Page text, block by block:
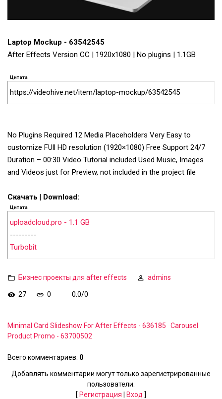
Laptop Mockup - 63542545
After Effects Version CC | 1920x1080 | No plugins | 1.1GB
Цитата
https://videohive.net/item/laptop-mockup/63542545
No Plugins Required 12 Media Placeholders Very Easy to
customize FUll HD resolution (1920×1080) Free Support 24/7
Duration – 00:30 Video Tutorial included Used Music, Images
and Videos just for Preview, not included in the project file
Скачать | Download:
Цитата
uploadcloud.pro - 1.1 GB
---------
Turbobit
Бизнес проекты для after effects admins
27 0 0.0/0
Minimal Card Slideshow For After Effects - 636185
Carousel
Product Promo - 63700502
Всего комментариев: 0
Добавлять комментарии могут только зарегистрированные
пользователи.
[ Регистрация Вход ]